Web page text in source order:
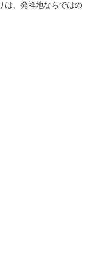
は、発祥地ならではの